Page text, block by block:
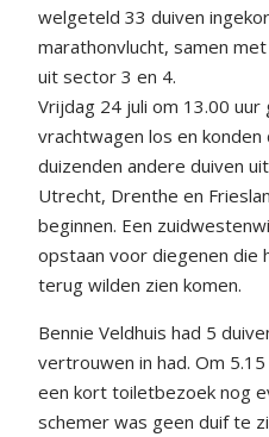
welgeteld 33 duiven
marathonvlucht, samen
uit sector 3 en 4.
Vrijdag 24 juli om 13.00 uur
vrachtwagen los en
duizenden andere duiven
Utrecht, Drenthe en
beginnen. Een
opstaan voor diegenen die
terug wilden zien komen.
Bennie Veldhuis had 5
vertrouwen in had. Om
een kort toiletbezoek nog
schemer was geen duif te